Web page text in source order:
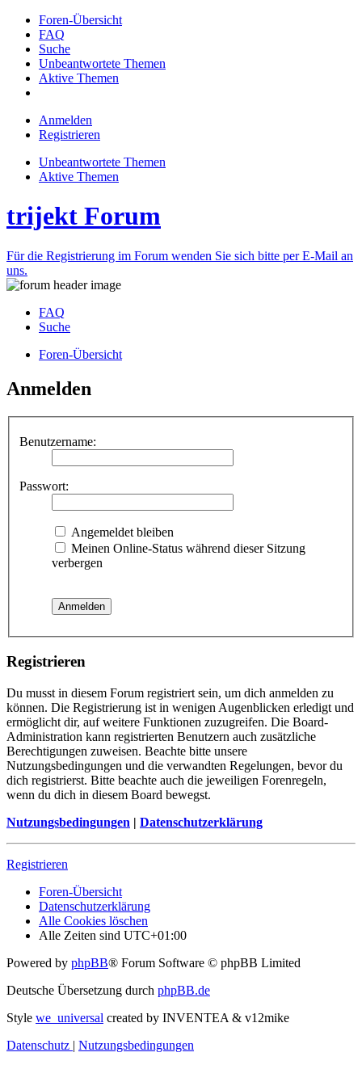
Foren-Übersicht
FAQ
Suche
Unbeantwortete Themen
Aktive Themen
Anmelden
Registrieren
Unbeantwortete Themen
Aktive Themen
trijekt Forum
Für die Registrierung im Forum wenden Sie sich bitte per E-Mail an
uns.
FAQ
Suche
Foren-Übersicht
Anmelden
Benutzername:
Passwort:
Angemeldet bleiben
Meinen Online-Status während dieser Sitzung
verbergen
Registrieren
Du musst in diesem Forum registriert sein, um dich anmelden zu
können. Die Registrierung ist in wenigen Augenblicken erledigt und
ermöglicht dir, auf weitere Funktionen zuzugreifen. Die Board-
Administration kann registrierten Benutzern auch zusätzliche
Berechtigungen zuweisen. Beachte bitte unsere
Nutzungsbedingungen und die verwandten Regelungen, bevor du
dich registrierst. Bitte beachte auch die jeweiligen Forenregeln,
wenn du dich in diesem Board bewegst.
Nutzungsbedingungen | Datenschutzerklärung
Registrieren
Foren-Übersicht
Datenschutzerklärung
Alle Cookies löschen
Alle Zeiten sind UTC+01:00
Powered by phpBB® Forum Software © phpBB Limited
Deutsche Übersetzung durch phpBB.de
Style we_universal created by INVENTEA & v12mike
Datenschutz | Nutzungsbedingungen